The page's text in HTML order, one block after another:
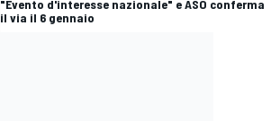
"Evento d'interesse nazionale" e ASO conferma
il via il 6 gennaio